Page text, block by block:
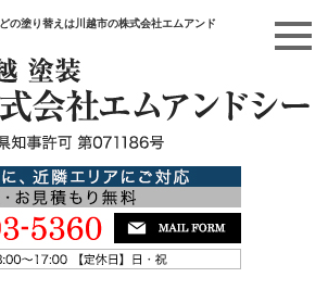
の塗り替えは川越市の株式会社エムアンド